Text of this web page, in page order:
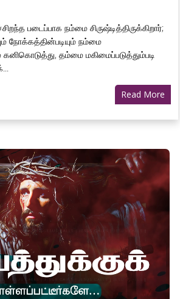
படைப்பாக நம்மை சிருஷ்டித்திருக்கிறார்;
நோக்கத்தின்படியும் நம்மை
கனிகொடுத்து, தம்மை மகிமைப்படுத்தும்படி
Read More